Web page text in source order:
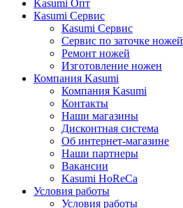
Kasumi Опт
Кasumi Сервис
Кasumi Сервис
Сервис по заточке ножей
Ремонт ножей
Изготовление ножен
Компания Kasumi
Компания Kasumi
Контакты
Наши магазины
Дисконтная система
Об интернет-магазине
Наши партнеры
Вакансии
Kasumi HoReCa
Условия работы
Условия работы